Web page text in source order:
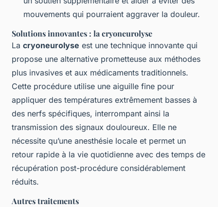
mouvements qui pourraient aggraver la douleur.
Solutions innovantes : la cryoneurolyse
La cryoneurolyse est une technique innovante qui
propose une alternative prometteuse aux méthodes
plus invasives et aux médicaments traditionnels.
Cette procédure utilise une aiguille fine pour
appliquer des températures extrêmement basses à
des nerfs spécifiques, interrompant ainsi la
transmission des signaux douloureux. Elle ne
nécessite qu’une anesthésie locale et permet un
retour rapide à la vie quotidienne avec des temps de
récupération post-procédure considérablement
réduits.
Autres traitements